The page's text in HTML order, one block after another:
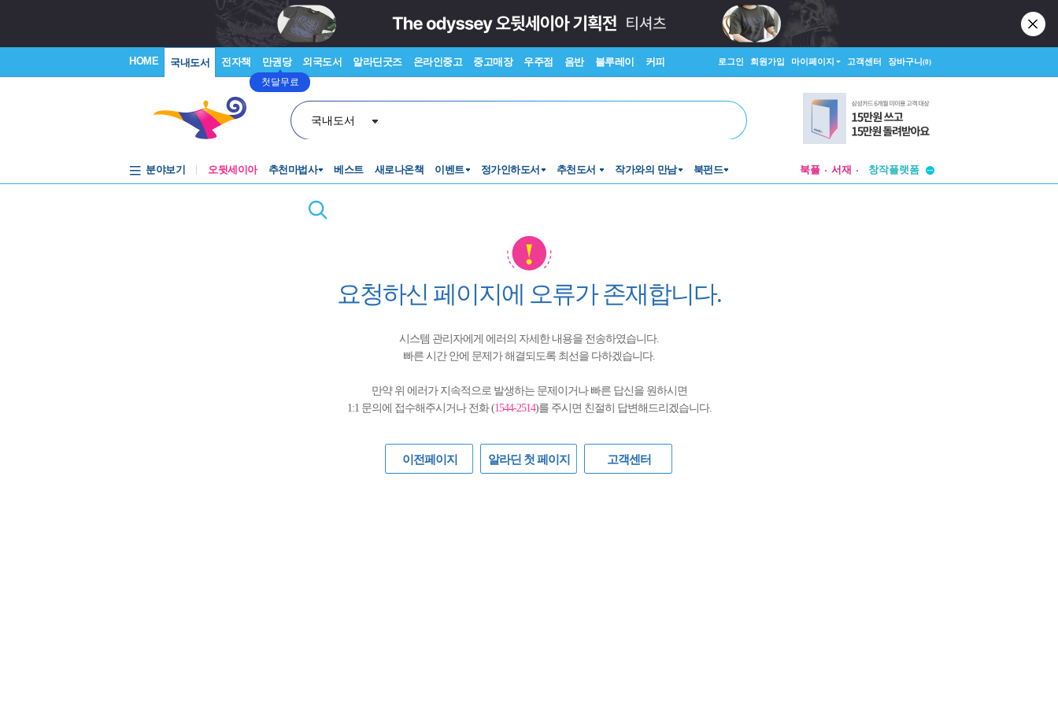
HOME 국내도서 전자책 만권당
첫달무료
외국도서 알라딘굿즈 온라인중고 중고매장 우주점 음반 블루레이 커피 로그인 회원가입 마이페이지 고객센터 장바구니(0)
국내도서
분야보기 오뒷세이아 추천마법사 베스트 새로나온책 이벤트 정가인하도서 추천도서 작가와의 만남 북펀드 북플 서재
창작플랫폼
요청하신 페이지에 오류가 존재합니다.
시스템 관리자에게 에러의 자세한 내용을 전송하였습니다.
빠른 시간 안에 문제가 해결되도록 최선을 다하겠습니다.
만약 위 에러가 지속적으로 발생하는 문제이거나 빠른 답신을 원하시면
1:1 문의에 접수해주시거나 전화 (1544-2514)를 주시면 친절히 답변해드리겠습니다.
이전페이지 알라딘 첫 페이지 고객센터